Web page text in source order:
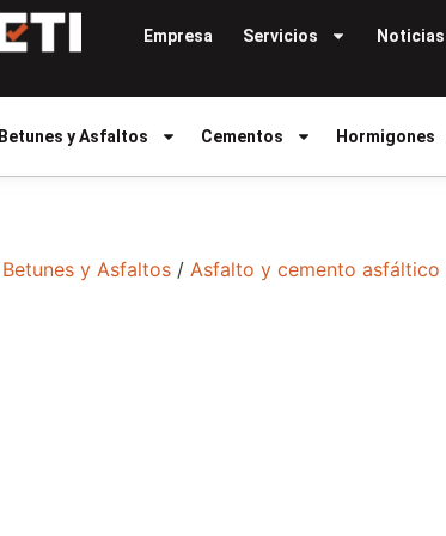
Empresa Servicios Noticias
Betunes y Asfaltos Cementos Hormigones
Betunes y Asfaltos / Asfalto y cemento asfáltico